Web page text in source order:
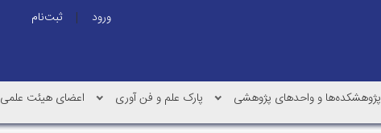
ورود |
ثبت‌نام
پژوهشکده‌ها و واحدهای پژوهشی پارک علم و فن آوری اعضای هیئت علمی